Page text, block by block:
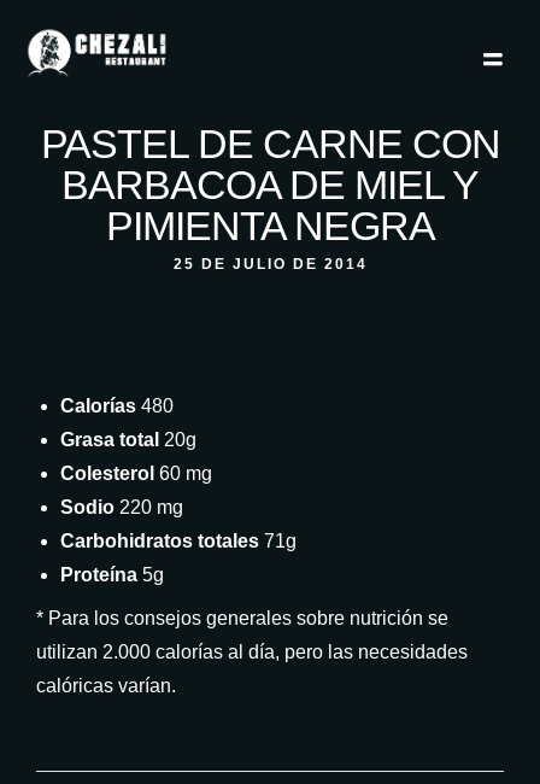
PASTEL DE CARNE CON
BARBACOA DE MIEL Y
PIMIENTA NEGRA
25 DE JULIO DE 2014
Calorías 480
Grasa total 20g
Colesterol 60 mg
Sodio 220 mg
Carbohidratos totales 71g
Proteína 5g
* Para los consejos generales sobre nutrición se
utilizan 2.000 calorías al día, pero las necesidades
calóricas varían.